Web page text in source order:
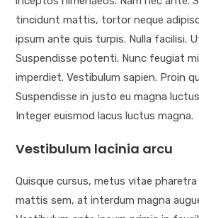
tincidunt mattis, tortor neque
ipsum ante quis turpis. Nulla facilisi.
Suspendisse potenti. Nunc feugiat
imperdiet. Vestibulum sapien. Proin
Suspendisse in justo eu magna
Integer euismod lacus luctus magna.
Vestibulum lacinia arcu
Quisque cursus, metus vitae
mattis sem, at interdum magna